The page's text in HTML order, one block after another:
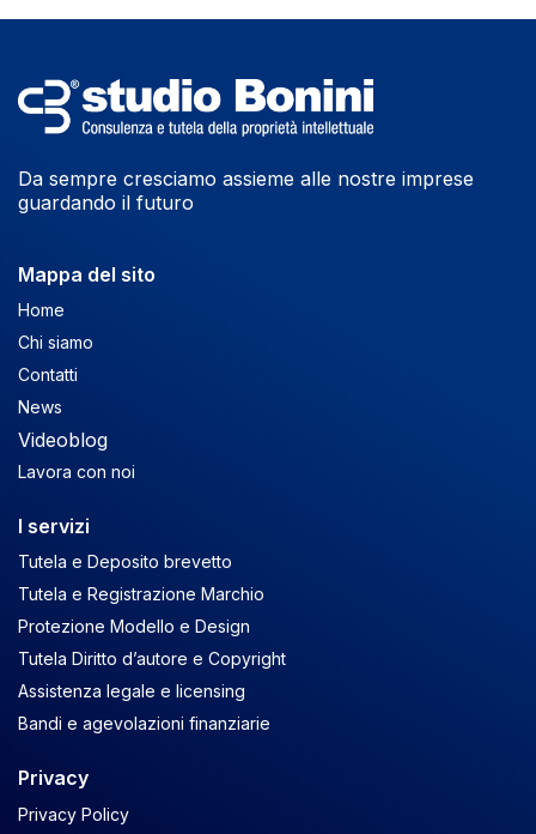
Da sempre cresciamo assieme alle nostre imprese
guardando il futuro
Mappa del sito
Home
Chi siamo
Contatti
News
Videoblog
Lavora con noi
I servizi
Tutela e Deposito brevetto
Tutela e Registrazione Marchio
Protezione Modello e Design
Tutela Diritto d’autore e Copyright
Assistenza legale e licensing
Bandi e agevolazioni finanziarie
Privacy
Privacy Policy